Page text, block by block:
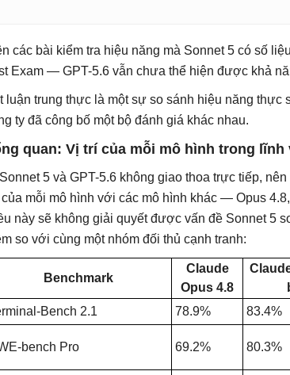
các bài kiểm tra hiệu năng mà Sonnet 5 có số
Exam — GPT-5.6 vẫn chưa thể hiện được khả
luận trung thực là một sự so sánh hiệu năng
ty đã công bố một bộ đánh giá khác nhau.
quan: Vị trí của mỗi mô hình trong
5 và GPT-5.6 không giao thoa trực tiếp,
của mỗi mô hình với các mô hình khác — Opus
này sẽ không giải quyết được vấn đề Sonnet 5
so với cùng một nhóm đối thủ cạnh tranh:
Benchmark
Claude
Opus 4.8
Bench 2.1
78.9% 83.4%
bench Pro 69.2% 80.3%